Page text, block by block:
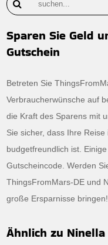
Sparen Sie Geld
Gutschein
Betreten Sie
Verbraucherwünsche auf
die Kraft des Sparens mit
Sie sicher, dass Ihre
budgetfreundlich ist.
Gutscheincode. Werden
ThingsFromMars-DE und
große Ersparnisse bringen!
Ähnlich zu Ninella